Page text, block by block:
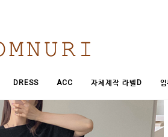
DRESS ACC 자체제작 라벨D